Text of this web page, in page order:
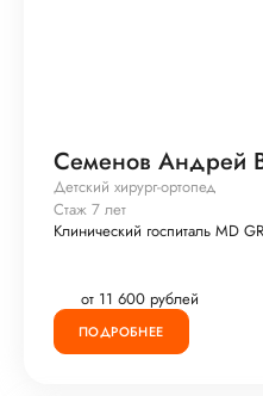
Семенов Андрей
Детский хирург-ортопед
Стаж 7 лет
Клинический госпиталь MD
от 11 600 рублей
ПОДРОБНЕЕ